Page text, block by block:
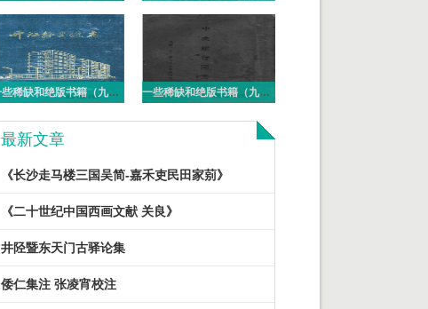
一些稀缺和绝版书籍（九十一）PDF电子版 一些稀缺和绝版书籍（九十）PDF电子版
最新文章
《长沙走马楼三国吴简-嘉禾吏民田家莂》
《二十世纪中国西画文献 关良》
井陉暨东天门古驿论集
倭仁集注 张凌宵校注